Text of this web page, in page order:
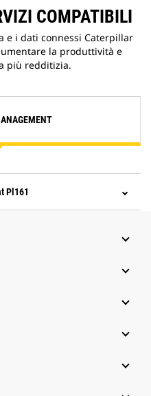
COMPATIBILI
e i dati connessi Caterpillar
la produttività e
più redditizia.
Pl161